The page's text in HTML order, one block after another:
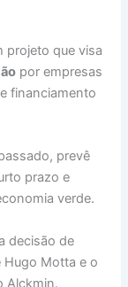
projeto que visa
por empresas
financiamento
prevê
prazo e
verde.
decisão de
Hugo Motta e o
Alckmin.